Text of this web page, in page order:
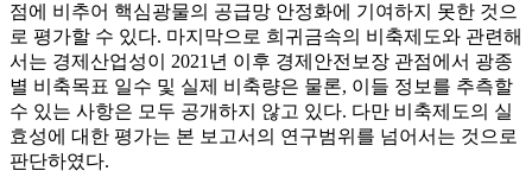
점에 비추어 핵심광물의 공급망 안정화에 기여하지 못한 것으
로 평가할 수 있다. 마지막으로 희귀금속의 비축제도와 관련해
서는 경제산업성이 2021년 이후 경제안전보장 관점에서 광종
별 비축목표 일수 및 실제 비축량은 물론, 이들 정보를 추측할
수 있는 사항은 모두 공개하지 않고 있다. 다만 비축제도의 실
효성에 대한 평가는 본 보고서의 연구범위를 넘어서는 것으로
판단하였다.